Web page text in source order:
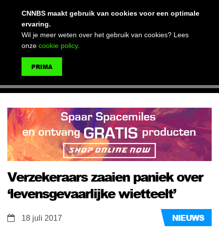
Verzekeraars zaaien paniek over
‘levensgevaarlijke wietteelt’
NIEUWS
18 juli 2017
CNNBS maakt gebruik van cookies voor een optimale
ervaring.
Wil je meer weten over het gebruik van cookies? Lees
onze cookie policy.
PRIMA